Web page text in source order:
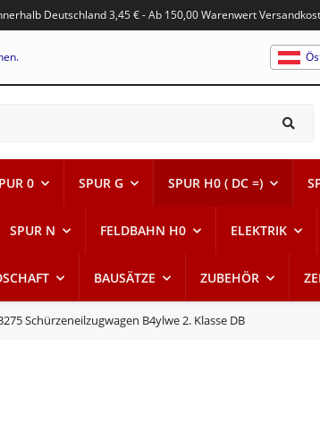
Deutschland 3,45 € - Ab 150,00 Warenwert
0 SPUR G SPUR H0 ( DC =)
SPUR N FELDBAHN H0 ELEKTRIK
BAUSÄTZE ZUBEHÖR
Schürzeneilzugwagen B4ylwe 2. Klasse DB